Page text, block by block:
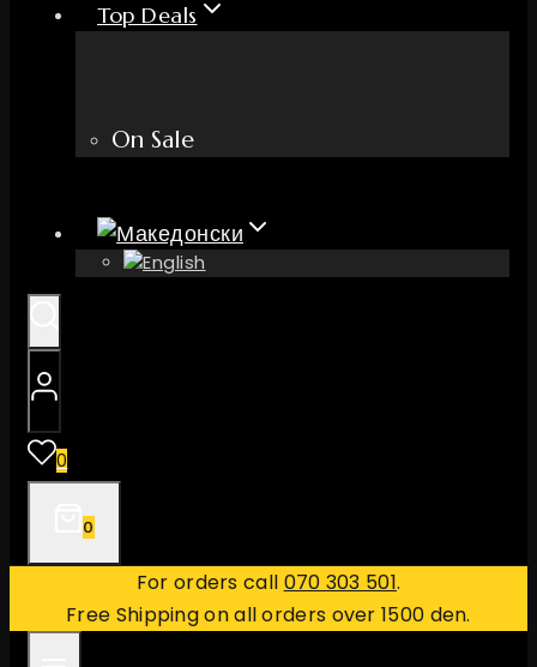
Top Deals
On Sale
0
0
For orders call 070 303 501.
Free Shipping on all orders over 1500 den.